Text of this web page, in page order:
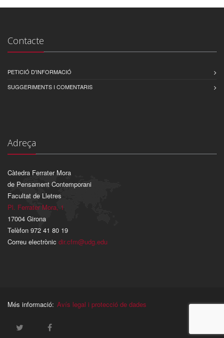
Contacte
PETICIÓ D'INFORMACIÓ
SUGGERIMENTS I COMENTARIS
Adreça
Càtedra Ferrater Mora
de Pensament Contemporani
Facultat de Lletres
Pl. Ferrater Mora, 1
17004 Girona
Telèfon 972 41 80 19
Correu electrònic dir.cfm@udg.edu
Més informació: Avís legal i protecció de dades